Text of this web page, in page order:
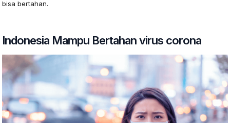
bisa bertahan.
Indonesia Mampu Bertahan virus corona